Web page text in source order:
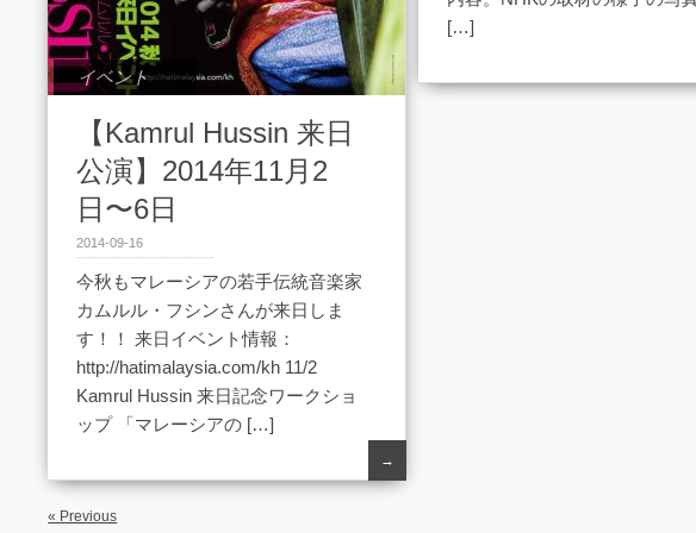
[…]
イベント
【Kamrul Hussin 来日
公演】2014年11月2
日〜6日
2014-09-16
今秋もマレーシアの若手伝統音楽家
カムルル・フシンさんが来日しま
す！！ 来日イベント情報：
http://hatimalaysia.com/kh 11/2
Kamrul Hussin 来日記念ワークショ
ップ 「マレーシアの […]
→
« Previous